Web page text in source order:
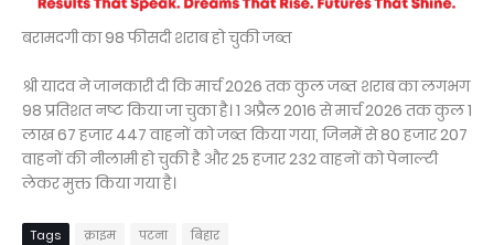
बरामदगी का 98 फीसदी शराब हो चुकी जब्त
श्री यादव ने जानकारी दी कि मार्च 2026 तक कुल जब्त शराब का लगभग
98 प्रतिशत नष्ट किया जा चुका है। 1 अप्रैल 2016 से मार्च 2026 तक कुल 1
लाख 67 हजार 447 वाहनों को जब्त किया गया, जिनमें से 80 हजार 207
वाहनों की नीलामी हो चुकी है और 25 हजार 232 वाहनों को पेनाल्टी
लेकर मुक्त किया गया है।
Tags क्राइम पटना बिहार